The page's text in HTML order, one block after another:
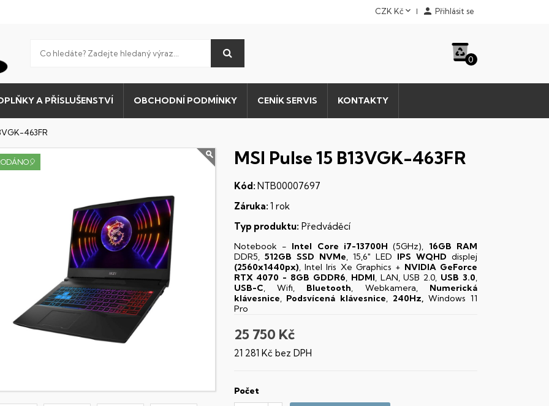
CZK Kč  Přihlásit se
0
A PŘÍSLUŠENSTVÍ OBCHODNÍ PODMÍNKY CENÍK SERVIS KONTAKTY
463FR
MSI Pulse 15 B13VGK-463FR
Kód: NTB00007697
Záruka: 1 rok
Typ produktu: Předváděcí
Notebook - Intel Core i7-13700H(5GHz), 16GB RAM
DDR5, 512GB SSD NVMe, 15,6" LED IPS WQHD displej
(2560x1440px), Intel Iris Xe Graphics + NVIDIA GeForce
RTX 4070 - 8GB GDDR6, HDMI, LAN, USB 2.0, USB 3.0,
USB-C, Wifi, Bluetooth, Webkamera, Numerická
klávesnice, Podsvícená klávesnice, 240Hz,Windows 11
Pro
25 750 Kč
21 281 Kč bez DPH
Počet